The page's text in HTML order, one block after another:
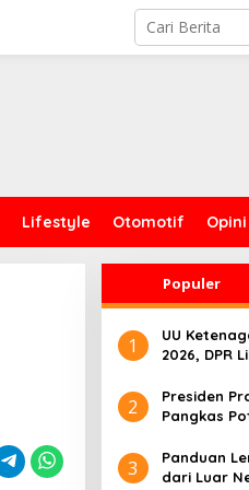
Lifestyle Otomotif Opini
Populer
1
UU
2026, DPR
2
Presiden
Pangkas
3
Panduan
dari Luar